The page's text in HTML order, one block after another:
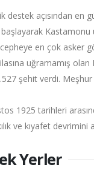
açısından en
cepheye en çok asker
uğramamış
şehit verdi.
1925 tarihleri
ve kıyafet devrimini
Yerler